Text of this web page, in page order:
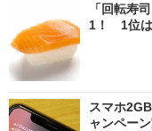
「回転寿
1！ 1位は
スマホ
ャンペー